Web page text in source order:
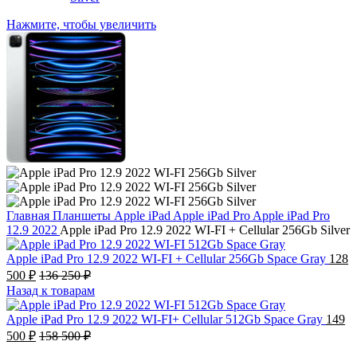
Нажмите, чтобы увеличить
Главная Планшеты Apple iPad Apple iPad Pro Apple iPad Pro
12.9 2022 Apple iPad Pro 12.9 2022 WI-FI + Cellular 256Gb Silver
Apple iPad Pro 12.9 2022 WI-FI + Cellular 256Gb Space Gray 128
500 ₽ 136 250₽
Назад к товарам
Apple iPad Pro 12.9 2022 WI-FI+ Cellular 512Gb Space Gray 149
500 ₽ 158 500₽